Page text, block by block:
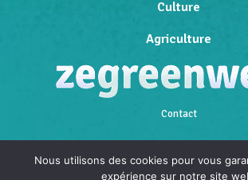
Culture
Agriculture
Contact
Mentions légales
Nous utilisons des cookies pour vous
expérience sur notre site